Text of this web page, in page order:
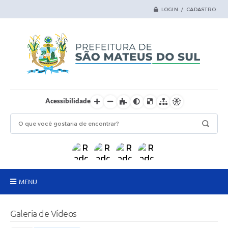
LOGIN / CADASTRO
Acessibilidade
MENU
Galeria de Vídeos